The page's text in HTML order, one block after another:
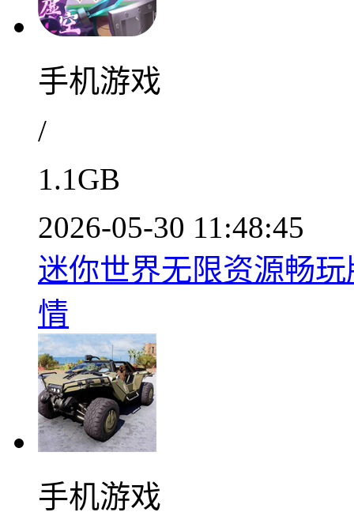
手机游戏
/
1.1GB
2026-05-30 11:48:45
迷你世界无限资源畅
情
手机游戏